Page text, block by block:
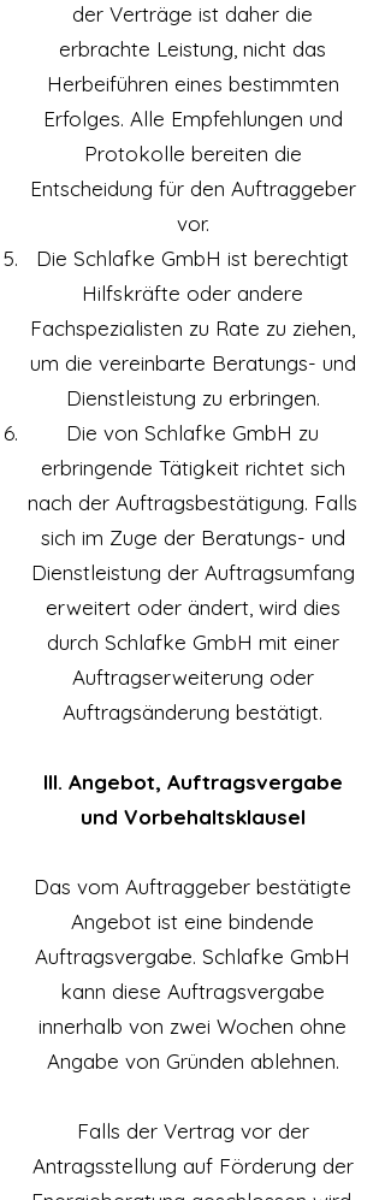
der Verträge ist daher die
erbrachte Leistung, nicht das
Herbeiführen eines bestimmten
Erfolges. Alle Empfehlungen und
Protokolle bereiten die
Entscheidung für den Auftraggeber
vor.
Die Schlafke GmbH ist berechtigt
Hilfskräfte oder andere
Fachspezialisten zu Rate zu ziehen,
um die vereinbarte Beratungs- und
Dienstleistung zu erbringen.
Die von Schlafke GmbH zu
erbringende Tätigkeit richtet sich
nach der Auftragsbestätigung. Falls
sich im Zuge der Beratungs- und
Dienstleistung der Auftragsumfang
erweitert oder ändert, wird dies
durch Schlafke GmbH mit einer
Auftragserweiterung oder
Auftragsänderung bestätigt.
III. Angebot, Auftragsvergabe
und Vorbehaltsklausel
Das vom Auftraggeber bestätigte
Angebot ist eine bindende
Auftragsvergabe. Schlafke GmbH
kann diese Auftragsvergabe
innerhalb von zwei Wochen ohne
Angabe von Gründen ablehnen.
Falls der Vertrag vor der
Antragsstellung auf Förderung der